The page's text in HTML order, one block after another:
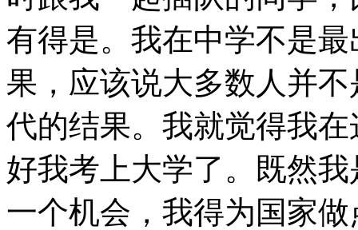
有得是。我在中学不是
果，应该说大多数人并
代的结果。我就觉得我
好我考上大学了。既然
一个机会，我得为国家